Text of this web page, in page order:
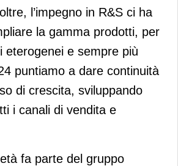
l’impegno in R&S ci ha
la gamma prodotti, per
eterogenei e sempre più
puntiamo a dare continuità
di crescita, sviluppando
i canali di vendita e
fa parte del gruppo